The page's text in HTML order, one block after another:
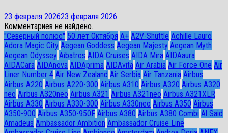
23 февраля 202623 февраля 2026
Комментариев не найдено.
"Северный полюс" 50 лет Октября A+ A2V-Shuttle Achille Lauro
Adora Magic City Aegean Goddess Aegean Majesty Aegean Myth
Aegean Odyssey Aibatros AIDA Cruises AIDA Mira AIDAaura
AIDACara AIDAnova AIDAprima AIDAvita Air Arabia Air Force One Air
Liner Number 4 Air New Zealand Air Serbia Air Tanzania Airbus
Airbus A220 Airbus A220-300 Airbus A310 Airbus A320 Airbus A320
neo Airbus A320neo Airbus A321 Airbus A321neo Airbus A321XLR
Airbus A330 Airbus A330-300 Airbus A330neo Airbus A350 Airbus
A350-900 Airbus A350-950F Airbus A380 Airbus A380 Combi Al Said
Amadeus Ambassador Ambition Ambassador Cruise Line